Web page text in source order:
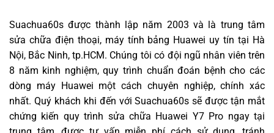
Suachua60s được thành lập năm 2003 và là trung tâm
sửa chữa điện thoại, máy tính bảng Huawei uy tín tại Hà
Nội, Bắc Ninh, tp.HCM. Chúng tôi có đội ngũ nhân viên trên
8 năm kinh nghiệm, quy trình chuẩn đoán bệnh cho các
dòng máy Huawei một cách chuyên nghiệp, chính xác
nhất. Quý khách khi đến với Suachua60s sẽ được tận mắt
chứng kiến quy trình sửa chữa Huawei Y7 Pro ngay tại